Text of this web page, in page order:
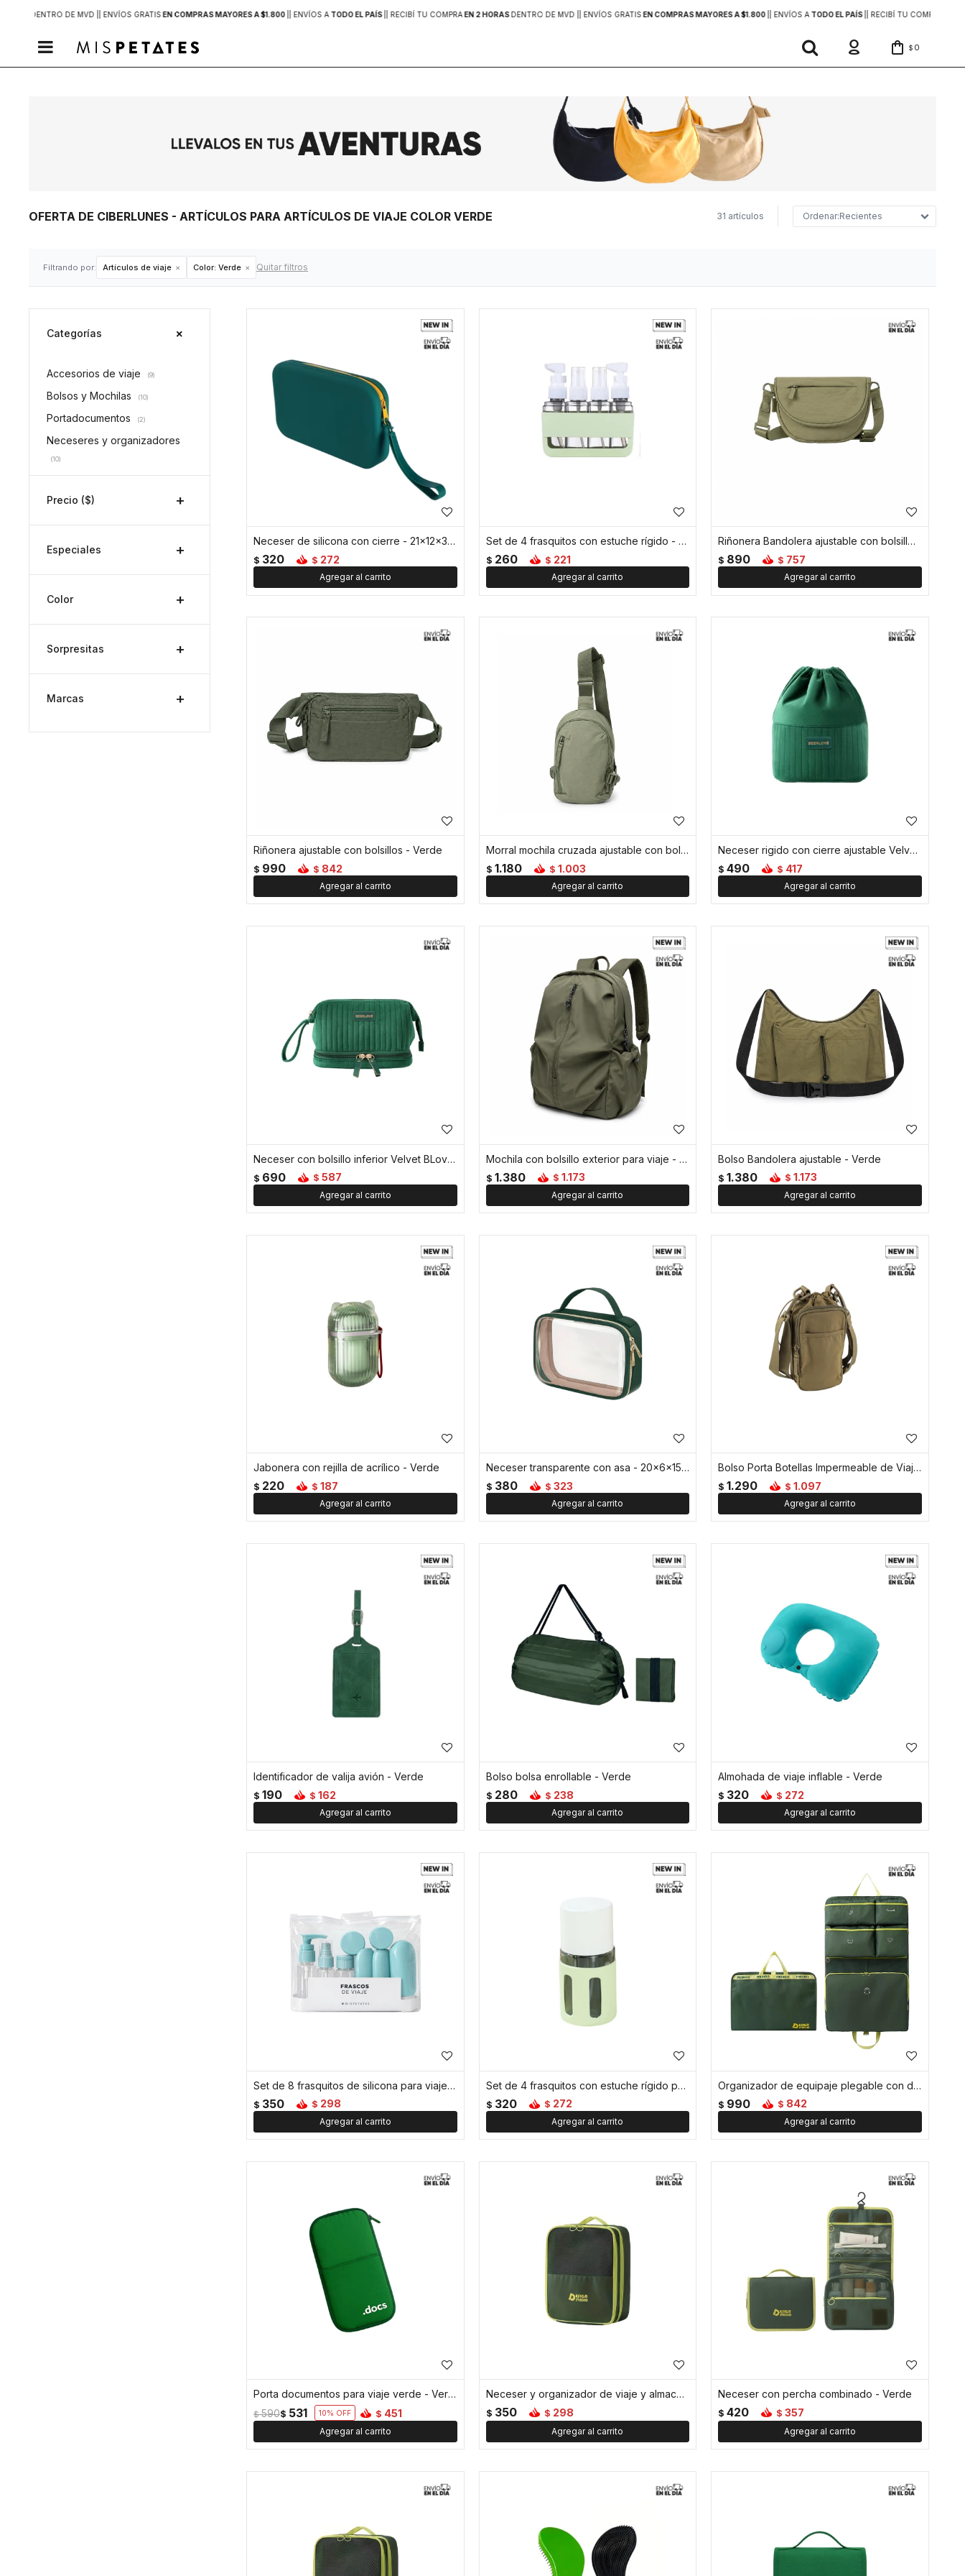
DENTRO DE MVD | | ENVÍOS GRATISEN COMPRAS MAYORES A $1.800 | ENVÍOS A TODO EL PAÍS | RECIBÍ TU COMPRAEN 2 HORASDENTRO DE MVD | | ENVÍOS GRATISEN COMPRAS MAYORES A $1.800 | ENVÍOS A TODO EL PAÍS | RECIBÍ TU COMPRA
 $ 0
OFERTA DE CIBERLUNES - ARTÍCULOS PARA ARTÍCULOS DE VIAJE COLOR VERDE 31 artículos Recientes
Filtrando por: Artículos de viaje Color: Verde Quitar filtros
Neceser de silicona con cierre - 21x12x3cm - Verde
$ 320 $ 272
Set de 4 frasquitos con estuche rígido - Verde
$ 260 $ 221
Riñonera Bandolera ajustable con bolsillos - Verde
$ 890 $ 757
Riñonera ajustable con bolsillos - Verde
$ 990 $ 842
Morral mochila cruzada ajustable con bolsillos - Verde
$ 1.180 $ 1.003
Neceser rigido con cierre ajustable Velvet BLove - Verde
$ 490 $ 417
Neceser con bolsillo inferior Velvet BLove - Verde
$ 690 $ 587
Mochila con bolsillo exterior para viaje - Verde
$ 1.380 $ 1.173
Bolso Bandolera ajustable - Verde
$ 1.380 $ 1.173
Jabonera con rejilla de acrílico - Verde
$ 220 $ 187
Neceser transparente con asa - 20x6x15cm - Verde
$ 380 $ 323
Bolso Porta Botellas Impermeable de Viaje - Verde
$ 1.290 $ 1.097
Identificador de valija avión - Verde
$ 190 $ 162
Bolso bolsa enrollable - Verde
$ 280 $ 238
Almohada de viaje inflable - Verde
$ 320 $ 272
Set de 8 frasquitos de silicona para viaje - Verde
$ 350 $ 298
Set de 4 frasquitos con estuche rígido para viaje - Verde
$ 320 $ 272
Organizador de equipaje plegable con divisiones y asas para viaje - Verde
$ 990 $ 842
Porta documentos para viaje verde - Verde
$ 531
$ 590 10 $ 451
Neceser y organizador de viaje y almacenamiento - Verde
$ 350 $ 298
Neceser con percha combinado - Verde
$ 420 $ 357
Categorías
Accesorios de viaje (9)
Bolsos y Mochilas (10)
Portadocumentos (2)
Neceseres y organizadores
(10)
Precio ($)
Especiales
Color
Sorpresitas
Marcas